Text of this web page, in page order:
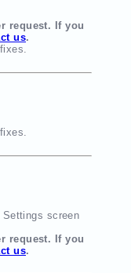
request. If you
us.
screen
request. If you
us.